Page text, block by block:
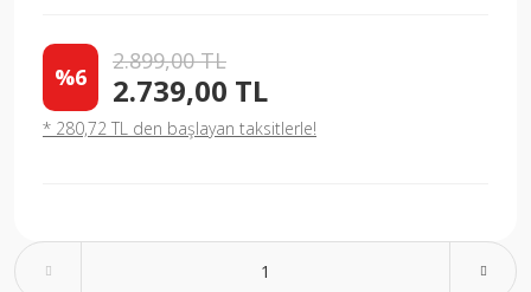
%6
2.899,00 TL
2.739,00 TL
* 280,72 TL den başlayan taksitlerle!